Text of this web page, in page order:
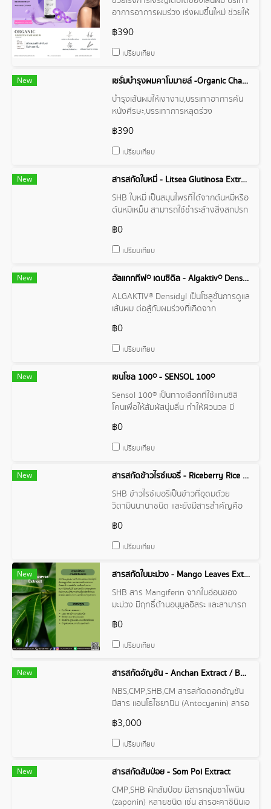
อาการอาการผมร่วง เร่งผมขึ้นใหม่ ช่วยให้
฿390
เปรียบเทียบ
New
เซรั่มบำรุงผมคาโมมายล์ -Organic Chamomile Hair Serum
บำรุงเส้นผมให้เงางาม,บรรเทาอาการคัน
หนังศีรษะ,บรรเทาการหลุดร่วง
฿390
เปรียบเทียบ
New
สารสกัดใบหมี่ - Litsea Glutinosa Extract
SHB ใบหมี่ เป็นสมุนไพรที่ได้จากต้นหมี่หรือ
ต้นหมีเหม็น สามารถใช้ชำระล้างสิ่งสกปรก
ยับยั้งการเจริญของจุลินทรีย์ เป็นสมุนไพร
ธรรมชาติที่ใช้ทั่วไปในการผลิตแชมพู ครึม
฿0
เปรียบเทียบ
New
อัลแกกทีฟ® เดนซิดิล - Algaktiv® Densidyl
ALGAKTIV® Densidyl เป็นโซลูชั่นการดูแล
เส้นผม ต่อสู้กับผมร่วงที่เกิดจาก
นโทฟิลล์และไฟโคไซยานิน
฿0
เปรียบเทียบ
New
เซนโซล 100® - SENSOL 100®
Sensol 100® เป็นทางเลือกที่ใช้แทนซิลิ
โคนเพื่อให้สัมผัสนุ่มลื่น ทำให้ผิวนวล มี
น้ำมันอะโวคาโด ในประเทศเคนยา Sensol
100® ได้รับการจดสิทธิบัตร ได้รับการ
ประเทศจีน และมีเสถียรภาพในการ
ออกซิเดชันที่ดี ใช้งานได้หลากหลาย ตั้งแต่
เป็นอิมัลชันไปจนถึงบาล์มที่ปราศจากน้ำ
และผลิตภัณฑ์สำหรับเส้นผม
฿0
เปรียบเทียบ
New
สารสกัดข้าวไรซ์เบอรี่ - Riceberry Rice Extract
SHB ข้าวไรซ์เบอรี่เป็นข้าวที่อุดมด้วย
วิตามินนานาชนิด และยังมีสารสำคัญคือ
ต้านอนุมูลอิสระประสิทธิภาพสูง
฿0
เปรียบเทียบ
New
สารสกัดใบมะม่วง - Mango Leaves Extract
SHB สาร Mangiferin จากใบอ่อนของ
มะม่วง มีฤทธิ์ต้านอนุมูลอิสระ และสามารถ
ป้องกันคราบแบคทีเรียในฟันได้
฿0
เปรียบเทียบ
New
สารสกัดอัญชัน - Anchan Extract / Butterfly Pea Extract
NBS,CMP,SHB,CM สารสกัดดอกอัญชัน
มีสาร แอนโธไซยานิน (Antocyanin) สารอ
(afzelin) สารอปาราจิ-ติน (aparajitin)
กรดอราไชดิก (arachidic acid) สารแอส
อกซี (cinnamic acid, 4-hydroxy) สารเค
อร์เซติน (quercetin) และสารซิโตสเตอรอล
฿3,000
เปรียบเทียบ
New
สารสกัดส้มป่อย - Som Poi Extract
CMP,SHB ฝักส้มป่อย มีสารกลุ่มซาโพนิน
(zaponin) หลายชนิด เช่น สารอะคาซินินเอ